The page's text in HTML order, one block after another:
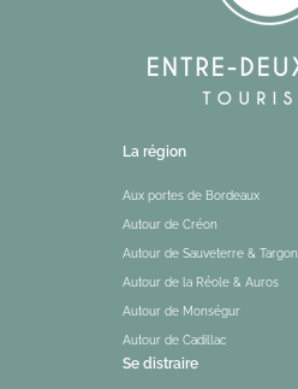
La région
Aux portes de Bordeaux
Autour de Créon
Autour de Sauveterre & Targon
Autour de la Réole & Auros
Autour de Monségur
Autour de Cadillac
Se distraire